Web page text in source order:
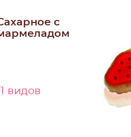
с
11 видов